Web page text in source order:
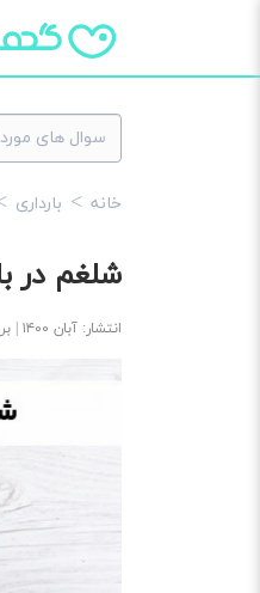
خانه بارداری
شلغم در
انتشار: آبان ۱۴۰۰ | بروزرسانی: آذر ۱۴۰۴